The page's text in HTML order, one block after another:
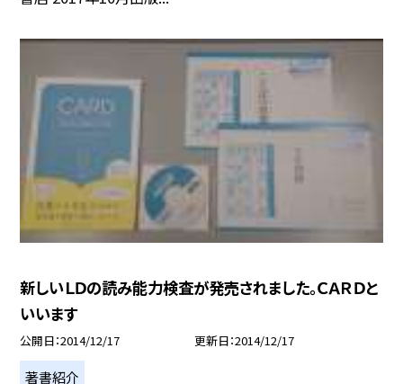
新しいＬＤの読み能力検査が発売されました。ＣＡＲＤと
いいます
公開日 2014/12/17 更新日 2014/12/17
著書紹介